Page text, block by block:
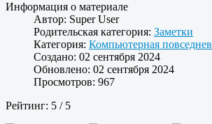
Информация о материале
Автор: Super User
Родительская категория: Заметки
Категория: Компьютерная
Создано: 02 сентября 2024
Обновлено: 02 сентября 2024
Просмотров: 967
Рейтинг: 5 / 5